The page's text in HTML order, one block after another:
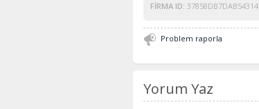
FIRMA ID: 37858DB7DAB54314
Problem raporla
Yorum Yaz